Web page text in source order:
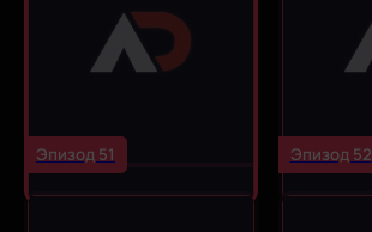
Эпизод 51 Эпизод 52